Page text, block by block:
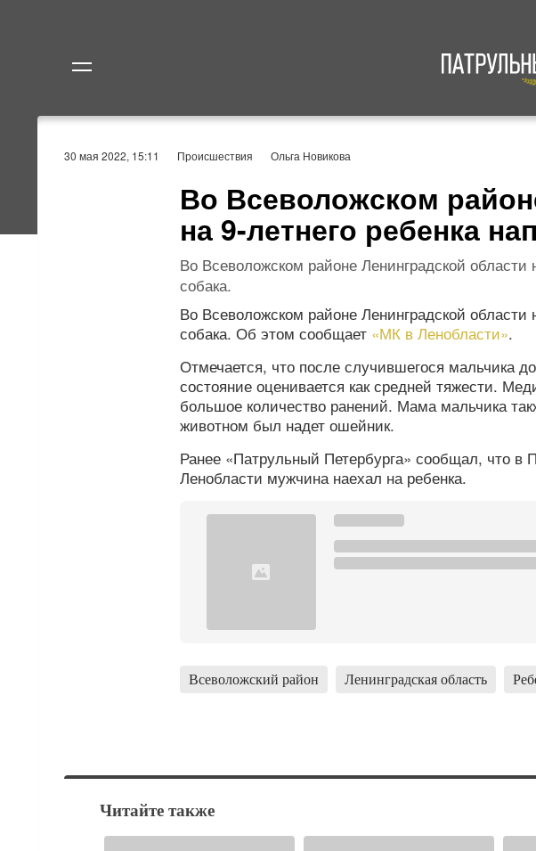
30 мая 2022, 15:11 Происшествия Ольга Новикова
Во Всеволожском
на 9-летнего ребенка
Во Всеволожском районе Ленинградской области
собака.
Во Всеволожском районе Ленинградской области
собака. Об этом сообщает «МК в Ленобласти».
Отмечается, что после случившегося мальчика
состояние оценивается как средней тяжести.
большое количество ранений. Мама мальчика
животном был надет ошейник.
Ранее «Патрульный Петербурга» сообщал, что в
Ленобласти мужчина наехал на ребенка.
Всеволожский район Ленинградская область
Читайте также